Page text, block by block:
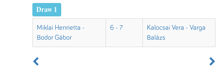
Draw 1
Miklai Henrietta -
Bodor Gábor
6 - 7
Kalocsai Vera - Varga
Balázs